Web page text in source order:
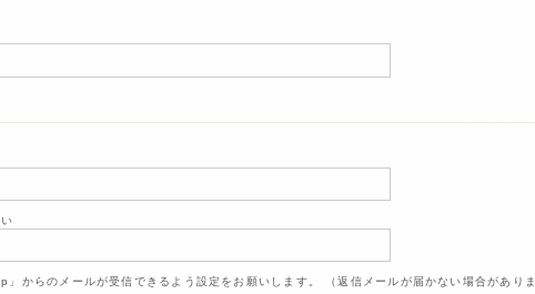
からのメールが受信できるよう設定をお願いします。 （返信メールが届かない場合がありま